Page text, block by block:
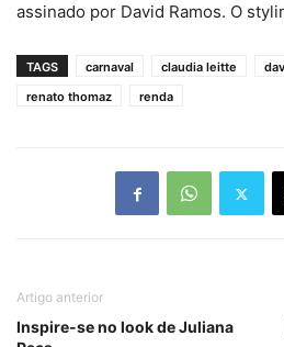
assinado por David Ramos. O
TAGS carnaval claudia leitte
renato thomaz
renda
Artigo anterior
Inspire-se no look de Juliana